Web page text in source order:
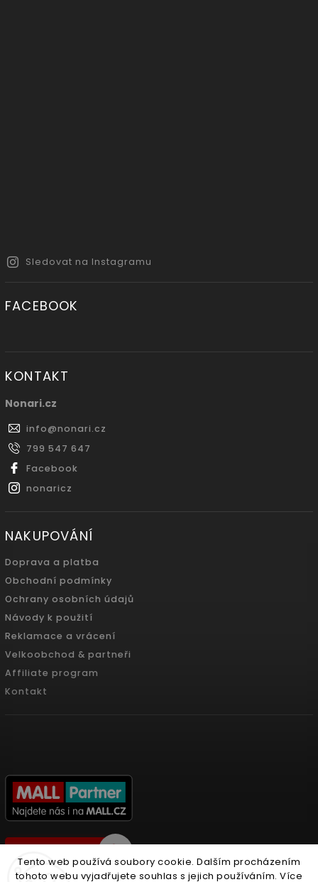
Tento web používá soubory cookie. Dalším procházením
tohoto webu vyjadřujete souhlas s jejich používáním. Více
Sledovat na Instagramu
FACEBOOK
KONTAKT
Nonari.cz
info@nonari.cz
799 547 647
Facebook
nonaricz
NAKUPOVÁNÍ
Doprava a platba
Obchodní podmínky
Ochrany osobních údajů
Návody k použití
Reklamace a vrácení
Velkoobchod & partneři
Affiliate program
Kontakt